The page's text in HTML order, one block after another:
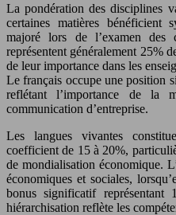
La pondération des disciplines
certaines matières bénéficient
majoré lors de l’examen des
représentent généralement 25%
de leur importance dans les
Le français occupe une position
reflétant l’importance de la
communication d’entreprise.
Les langues vivantes
coefficient de 15 à 20%,
de mondialisation économique.
économiques et sociales,
bonus significatif
hiérarchisation reflète les